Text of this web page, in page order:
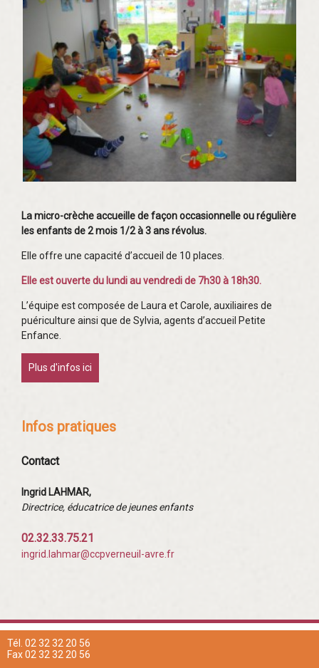
La micro-crèche accueille de façon occasionnelle ou régulière
les enfants de 2 mois 1/2 à 3 ans révolus.
Elle offre une capacité d’accueil de 10 places.
Elle est ouverte du lundi au vendredi de 7h30 à 18h30.
L’équipe est composée de Laura et Carole, auxiliaires de
puériculture ainsi que de Sylvia, agents d’accueil Petite
Enfance.
Plus d'infos ici
Infos pratiques
Contact
Ingrid LAHMAR,
Directrice, éducatrice de jeunes enfants
02.32.33.75.21
ingrid.lahmar@ccpverneuil-avre.fr
Tél. 02 32 32 20 56
Fax 02 32 32 20 56